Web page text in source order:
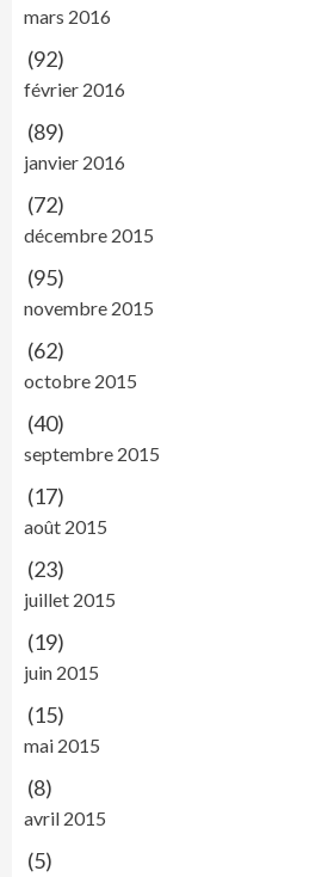
mars 2016
(92)
février 2016
(89)
janvier 2016
(72)
décembre 2015
(95)
novembre 2015
(62)
octobre 2015
(40)
septembre 2015
(17)
août 2015
(23)
juillet 2015
(19)
juin 2015
(15)
mai 2015
(8)
avril 2015
(5)